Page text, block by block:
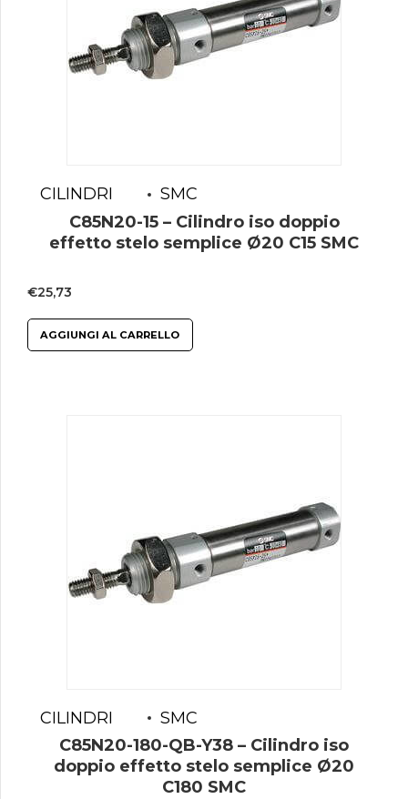
CILINDRI
SMC
C85N20-15 – Cilindro iso doppio
effetto stelo semplice Ø20 C15 SMC
€25,73
AGGIUNGI AL CARRELLO
CILINDRI
SMC
C85N20-180-QB-Y38 – Cilindro iso
doppio effetto stelo semplice Ø20
C180 SMC